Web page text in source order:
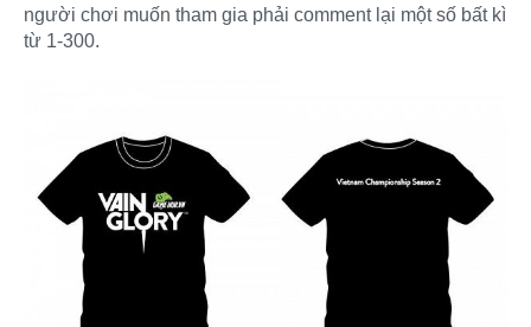
người chơi muốn tham gia phải comment lại một số bất kì
từ 1-300.